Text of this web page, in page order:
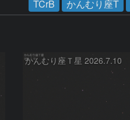
TCrB かんむり座T
かんむり座Ｔ星 2026.7.10